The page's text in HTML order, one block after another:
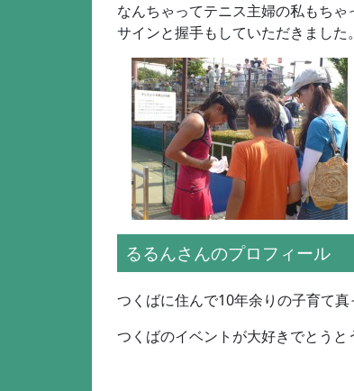
なんちゃってテニス主婦の私もちゃ
サインと握手もしていただきました。
るるんさんのプロフィール
つくばに住んで10年余りの子育て真
つくばのイベントが大好きでとうと